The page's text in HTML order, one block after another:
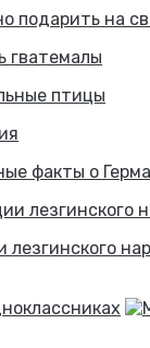
подарить на
птицы
факты о
лезгинского